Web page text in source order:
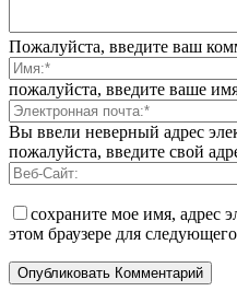
Пожалуйста, введите ваш
пожалуйста, введите ваше
Вы ввели неверный адрес
пожалуйста, введите свой
сохраните мое имя, адрес
этом браузере для